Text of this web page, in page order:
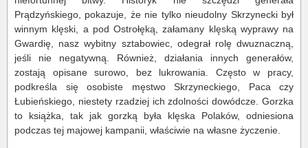
Prądzyńskiego, pokazuje, że nie tylko nieudolny Skrzynecki był
winnym klęski, a pod Ostrołęką, załamany klęską wyprawy na
Gwardię, nasz wybitny sztabowiec, odegrał rolę dwuznaczną,
jeśli nie negatywną. Również, działania innych generałów,
zostają opisane surowo, bez lukrowania. Często w pracy,
podkreśla się osobiste męstwo Skrzyneckiego, Paca czy
Łubieńskiego, niestety rzadziej ich zdolności dowódcze. Gorzka
to książka, tak jak gorzką była klęska Polaków, odniesiona
podczas tej majowej kampanii, właściwie na własne życzenie.